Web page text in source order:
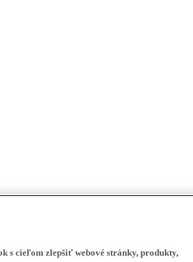
s cieľom zlepšiť webové stránky, produkty,